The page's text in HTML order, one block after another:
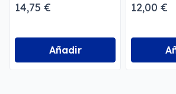
14,75 €
Añadir
12,00 €